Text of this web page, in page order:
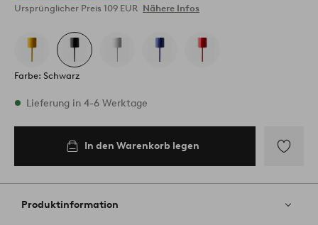
Ursprünglicher Preis 109 EUR Nähere Infos
Farbe: Schwarz
Vorrätig
Lieferung in 4-6 Werktage
In den Warenkorb legen
Favoriten
Produktinformation